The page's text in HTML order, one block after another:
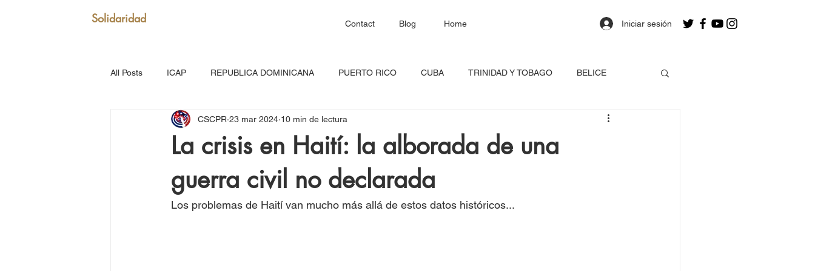
Solidaridad Home
Blog
Contact Iniciar sesión
All Posts ICAP REPUBLICA DOMINICANA PUERTO RICO CUBA TRINIDAD Y TOBAGO BELICE
SAN VICENTE Y GRANADINAS HAITÍ SANTA LUCÍA
RED CONTINENTAL
La crisis en Haití: la alborada de una
guerra civil no declarada
CSCPR 23 mar 2024 10 min de lectura
Los problemas de Haití van mucho más allá de estos datos históricos...